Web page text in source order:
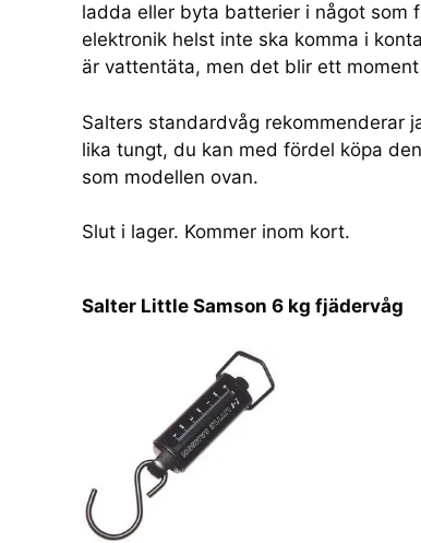
ladda eller byta batterier i något som
elektronik helst inte ska komma i
är vattentäta, men det blir ett
Salters standardvåg rekommenderar
lika tungt, du kan med fördel köpa
som modellen ovan.
Slut i lager. Kommer inom kort.
Salter Little Samson 6 kg fjädervåg